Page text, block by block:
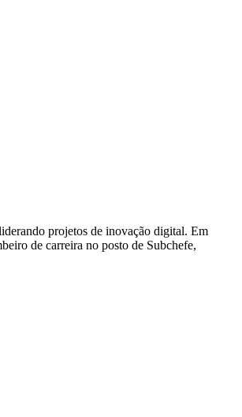
projetos de inovação digital. Em
de carreira no posto de Subchefe,